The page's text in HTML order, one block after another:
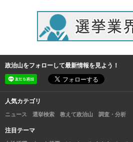
政治山をフォローして最新情報を見よう！
人気カテゴリ
ニュース 選挙検索 教えて政治山 調査・分析
注目テーマ